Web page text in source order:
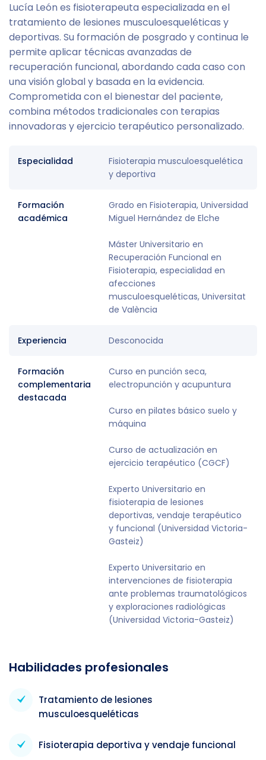
Lucía León es fisioterapeuta especializada en el
tratamiento de lesiones musculoesqueléticas y
deportivas. Su formación de posgrado y continua le
permite aplicar técnicas avanzadas de
recuperación funcional, abordando cada caso con
una visión global y basada en la evidencia.
Comprometida con el bienestar del paciente,
combina métodos tradicionales con terapias
innovadoras y ejercicio terapéutico personalizado.
Especialidad
Fisioterapia musculoesquelética
y deportiva
Formación
académica
Grado en Fisioterapia, Universidad
Miguel Hernández de Elche
Máster Universitario en
Recuperación Funcional en
Fisioterapia, especialidad en
afecciones
musculoesqueléticas, Universitat
de València
Experiencia Desconocida
Formación
complementaria
destacada
Curso en punción seca,
electropunción y acupuntura
Curso en pilates básico suelo y
máquina
Curso de actualización en
ejercicio terapéutico (CGCF)
Experto Universitario en
fisioterapia de lesiones
deportivas, vendaje terapéutico
y funcional (Universidad Victoria-
Gasteiz)
Experto Universitario en
intervenciones de fisioterapia
ante problemas traumatológicos
y exploraciones radiológicas
(Universidad Victoria-Gasteiz)
Habilidades profesionales
Tratamiento de lesiones
musculoesqueléticas
Fisioterapia deportiva y vendaje funcional